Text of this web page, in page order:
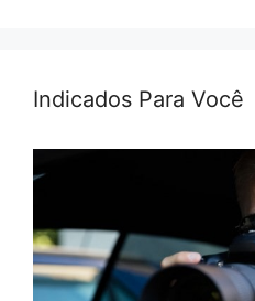
Indicados Para Você